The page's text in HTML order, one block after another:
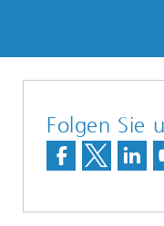
Folgen Sie